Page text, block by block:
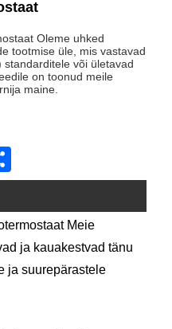
Oleme uhked
tootmise üle, mis vastavad
või ületavad
on toonud meile
maine.
Meie
ja kauakestvad tänu
ja suurepärastele